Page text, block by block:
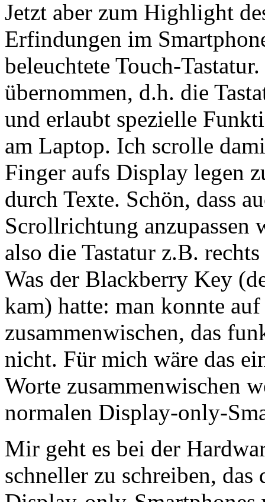
Jetzt aber zum Highlight
Erfindungen im
beleuchtete Touch-
übernommen, d.h. die
und erlaubt spezielle
am Laptop. Ich scrolle
Finger aufs Display legen
durch Texte. Schön, dass
Scrollrichtung anzupassen
also die Tastatur z.B.
Was der Blackberry Key
kam) hatte: man konnte
zusammenwischen, das
nicht. Für mich wäre das
Worte zusammenwischen
normalen Display-only-
Mir geht es bei der
schneller zu schreiben,